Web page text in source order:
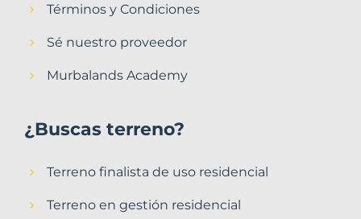
Términos y Condiciones
Sé nuestro proveedor
Murbalands Academy
¿Buscas terreno?
Terreno finalista de uso residencial
Terreno en gestión residencial